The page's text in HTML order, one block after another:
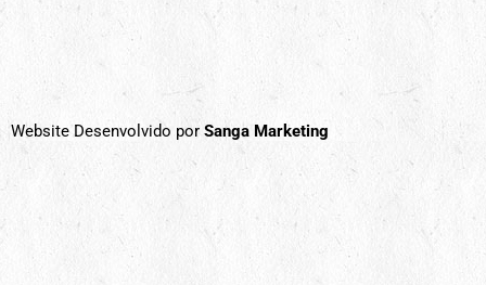
Website Desenvolvido por Sanga Marketing